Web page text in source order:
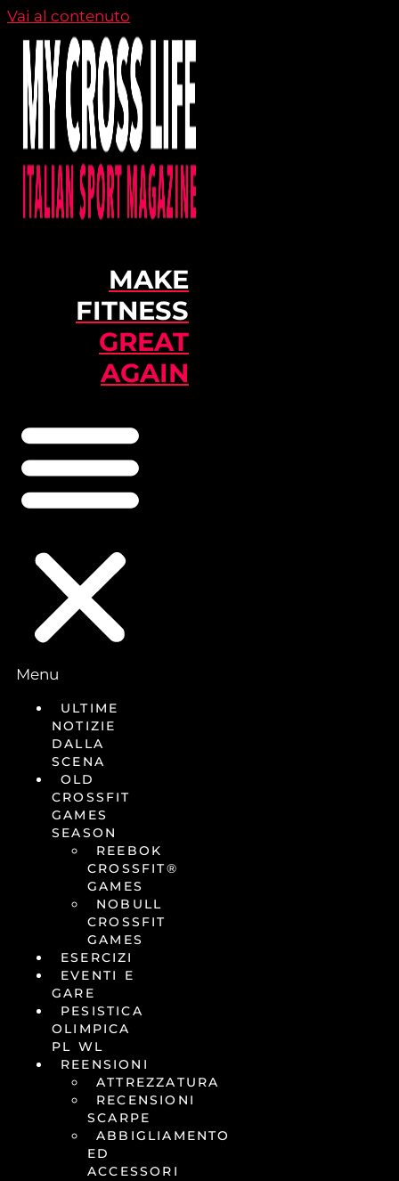
Vai al contenuto
MAKE
FITNESS
GREAT
AGAIN
Menu
ULTIME
NOTIZIE
DALLA
SCENA
OLD
CROSSFIT
GAMES
SEASON
REEBOK
CROSSFIT®
GAMES
NOBULL
CROSSFIT
GAMES
ESERCIZI
EVENTI E
GARE
PESISTICA
OLIMPICA
PL WL
REENSIONI
ATTREZZATURA
RECENSIONI
SCARPE
ABBIGLIAMENTO
ED
ACCESSORI